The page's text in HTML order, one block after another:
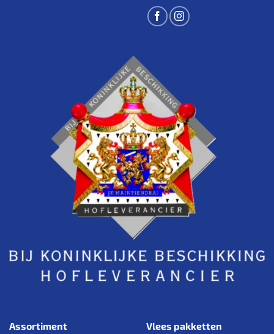
Assortiment Vlees pakketten